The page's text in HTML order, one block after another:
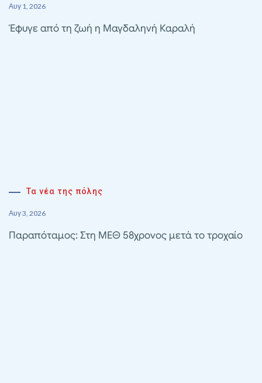
Αυγ 1, 2026
Έφυγε από τη ζωή η Μαγδαληνή Καραλή
Τα νέα της πόλης
Αυγ 3, 2026
Παραπόταμος: Στη ΜΕΘ 58χρονος μετά το τροχαίο